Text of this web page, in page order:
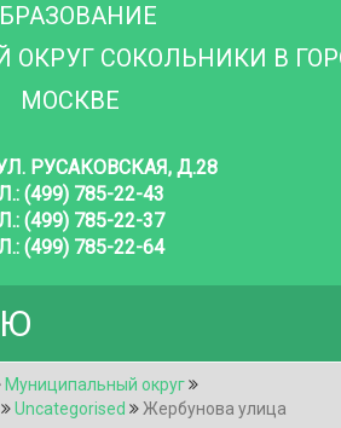
СОКОЛЬНИКИ В
МОСКВЕ
РУСАКОВСКАЯ, Д.28
(499) 785-22-43
(499) 785-22-37
(499) 785-22-64
Муниципальный округ
Uncategorised Жербунова улица